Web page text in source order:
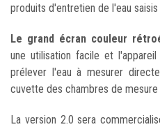
produits d'entretien de l'eau
Le grand écran couleur
une utilisation facile et
prélever l'eau à mesurer
cuvette des chambres de mesure
La version 2.0 sera